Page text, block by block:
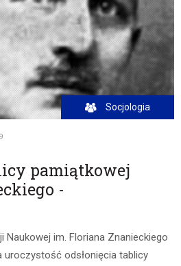
Socjologia
pamiątkowej
-
Naukowej im. Floriana Znanieckiego
uroczystość odsłonięcia tablicy